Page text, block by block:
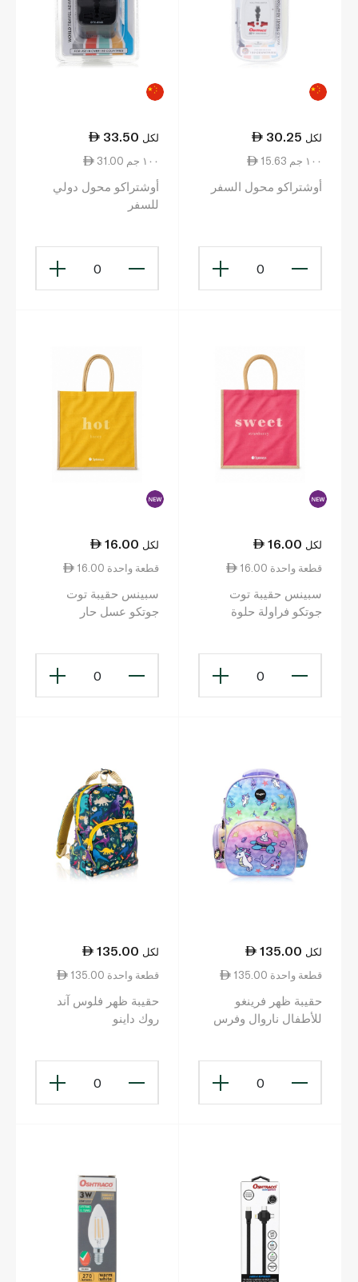
30.25 لكل
15.63 ١٠٠ جم
أوشتراكو محول السفر
0
33.50 لكل
31.00 ١٠٠ جم
أوشتراكو محول دولي
للسفر
0
16.00 لكل
16.00 قطعة واحدة
سبينس حقيبة توت
جوتكو فراولة حلوة
0
16.00 لكل
16.00 قطعة واحدة
سبينس حقيبة توت
جوتكو عسل حار
0
135.00 لكل
135.00 قطعة واحدة
حقيبة ظهر فرينغو
للأطفال ناروال وفرس
0
135.00 لكل
135.00 قطعة واحدة
حقيبة ظهر فلوس آند
روك داينو
0